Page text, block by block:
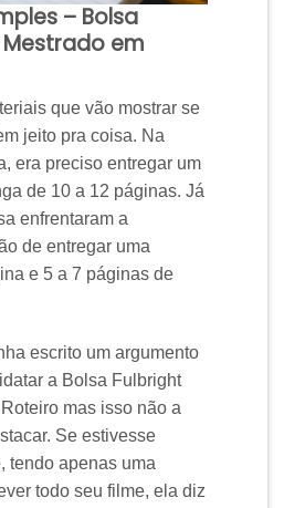
– Bolsa
em
que vão mostrar se
jeito pra coisa. Na
era preciso entregar um
de 10 a 12 páginas. Já
enfrentaram a
de entregar uma
e 5 a 7 páginas de
escrito um argumento
a Bolsa Fulbright
mas isso não a
Se estivesse
tendo apenas uma
todo seu filme, ela diz